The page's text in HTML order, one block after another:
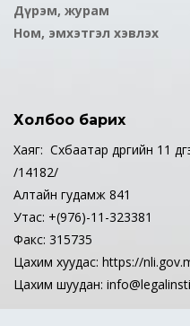
Дүрэм, журам
Ном, эмхэтгэл хэвлэх
Холбоо барих
Хаяг: Сүхбаатар дүүргийн 11
/14182/
Алтайн гудамж 841
Утас: +(976)-11-323381
Факс: 315735
Цахим хуудас: https://
Цахим шуудан: